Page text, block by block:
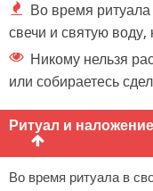
Во время ритуала
свечи и святую
Никому нельзя
или собираетесь
Ритуал и
Во время ритуала в